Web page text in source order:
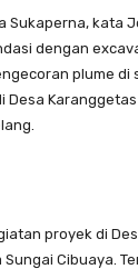
Sukaperna, kata
dengan
plume di
Desa
proyek di
Cibuaya.